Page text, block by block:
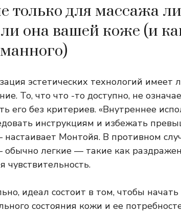
только для массажа
она вашей коже (и
эстетических технологий имеет
То, что что -то доступно, не
его без критериев. «Внутреннее
инструкциям и избежать
настаивает Монтойя. В противном
легкие — такие как
чувствительность.
идеал состоит в том, чтобы
состояния кожи и ее